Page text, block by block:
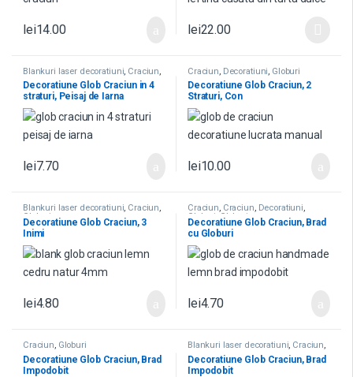
lei14.00 lei22.00
Blankuri laser decoratiuni, Craciun,
Globuri
Straturi Multiple
Decoratiune Glob Craciun in 4
straturi, Peisaj de Iarna
lei7.70
Craciun, Decoratiuni, Globuri
Decoratiune Glob Craciun, 2
Straturi, Con
lei10.00
Blankuri laser decoratiuni, Craciun,
Globuri
Decoratiune Glob Craciun, 3
Inimi
lei4.80
Craciun, Craciun, Decoratiuni,
Globuri Globuri
Decoratiune Glob Craciun, Brad
cu Globuri
lei4.70
Craciun, Globuri
Decoratiune Glob Craciun, Brad
Impodobit
Blankuri laser decoratiuni, Craciun,
Craciun
,Decoratiuni ,Globuri
Globuri
Decoratiune Glob Craciun, Brad
Impodobit